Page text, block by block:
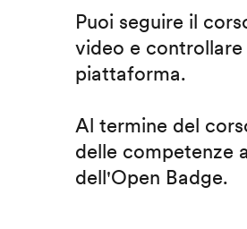
Puoi seguire il
video e controllare
piattaforma.
Al termine del
delle competenze
dell'Open Badge.